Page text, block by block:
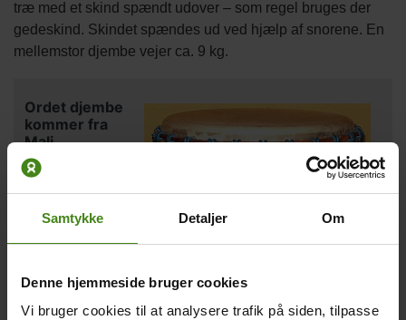
Samtykke Detaljer Om
Denne hjemmeside bruger cookies
Vi bruger cookies til at analysere trafik på siden, tilpasse
træ med et skind spændt udover – som regel bruges der
gedeskind. Skindet spændes ud ved hjælp af snorene. En
mellemstor djembe vejer ca. 9 kg.
Ordet djembe
kommer fra
Mali
kommer fra
bambara-folket i
udtryk, som
lyder: "anke djé,